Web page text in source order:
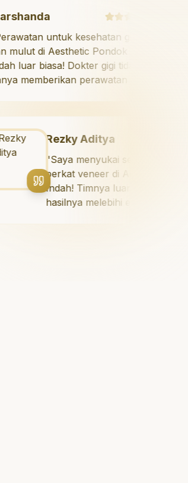
Marshanda
"Perawatan untuk kesehatan gigi
dan mulut di Aesthetic Pondok
Indah luar biasa! Dokter gigi tidak
hanya memberikan perawatan
perawatan dan pembersihan gigi
direkomendasikan!"
Rezky Aditya
"Saya menyukai senyum baru saya
berkat veneer di Aesthetic Pondok
Indah! Timnya luar biasa, dan
hasilnya melebihi ekspektasi saya.